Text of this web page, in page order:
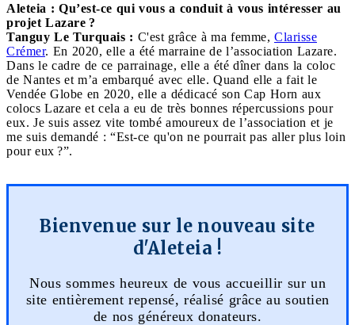
Aleteia : Qu’est-ce qui vous a conduit à vous intéresser au
projet Lazare ?
Tanguy Le Turquais : C'est grâce à ma femme, Clarisse
Crémer. En 2020, elle a été marraine de l’association Lazare.
Dans le cadre de ce parrainage, elle a été dîner dans la coloc
de Nantes et m’a embarqué avec elle. Quand elle a fait le
Vendée Globe en 2020, elle a dédicacé son Cap Horn aux
colocs Lazare et cela a eu de très bonnes répercussions pour
eux. Je suis assez vite tombé amoureux de l’association et je
me suis demandé : “Est-ce qu'on ne pourrait pas aller plus loin
pour eux ?”.
Bienvenue sur le nouveau site
d'Aleteia !
Nous sommes heureux de vous accueillir sur un
site entièrement repensé, réalisé grâce au soutien
de nos généreux donateurs.